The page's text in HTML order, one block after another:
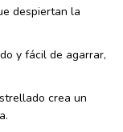
despiertan la
y fácil de agarrar,
crea un